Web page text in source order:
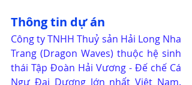
Thông tin dự án
Công ty TNHH Thuỷ sản Hải Long Nha
Trang (Dragon Waves) thuộc hệ sinh
thái Tập Đoàn Hải Vương - Đế chế Cá
Ngư Đại Dương lớn nhất Việt Nam.